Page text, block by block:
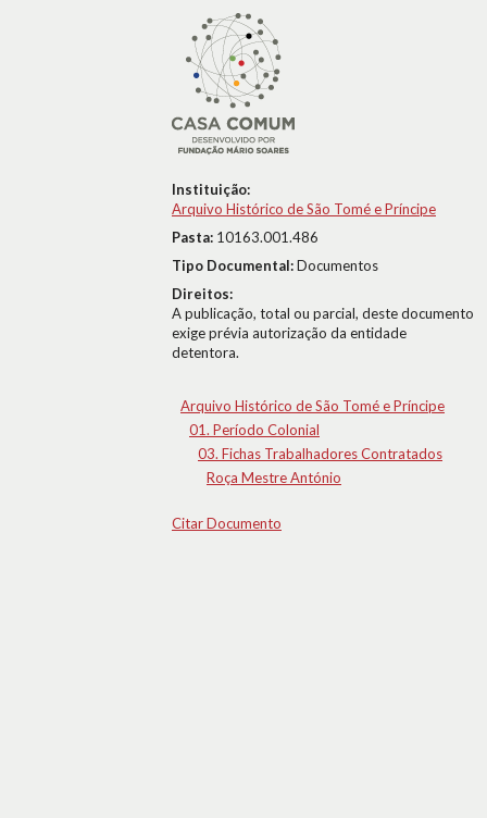
Instituição:
Arquivo Histórico de São Tomé e Príncipe
Pasta: 10163.001.486
Tipo Documental:Documentos
Direitos:
A publicação, total ou parcial, deste documento
exige prévia autorização da entidade
detentora.
Arquivo Histórico de São Tomé e Príncipe
01. Período Colonial
03. Fichas Trabalhadores Contratados
Roça Mestre António
Citar Documento